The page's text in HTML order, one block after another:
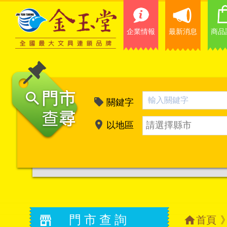
企業情報 最新消息 商品
關鍵字
以地區 請選擇縣市
門市查詢 首頁